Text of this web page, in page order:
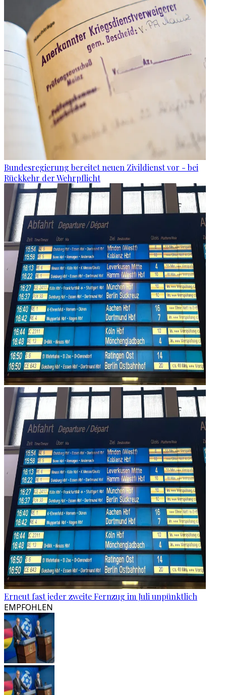
Bundesregierung bereitet neuen Zivildienst vor - bei
Rückkehr der Wehrpflicht
Erneut fast jeder zweite Fernzug im Juli unpünktlich
EMPFOHLEN